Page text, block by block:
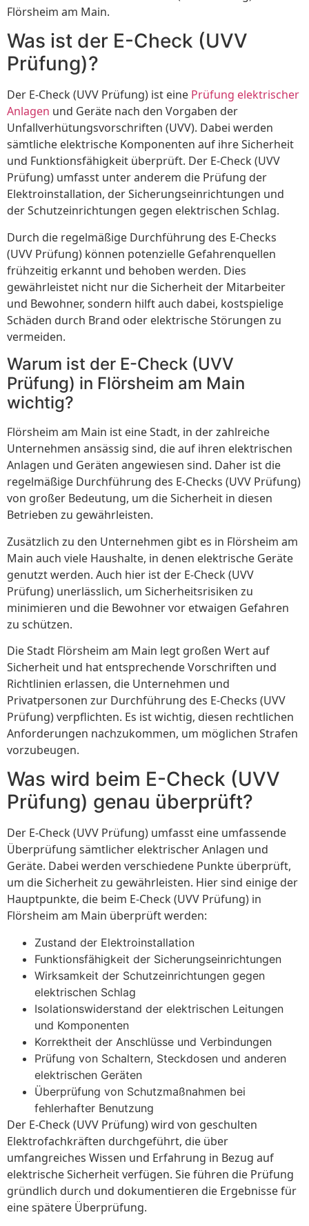
Flörsheim am Main.
Was ist der E-Check (UVV
Prüfung)?
Der E-Check (UVV Prüfung) ist eine Prüfung elektrischer
Anlagen und Geräte nach den Vorgaben der
Unfallverhütungsvorschriften (UVV). Dabei werden
sämtliche elektrische Komponenten auf ihre Sicherheit
und Funktionsfähigkeit überprüft. Der E-Check (UVV
Prüfung) umfasst unter anderem die Prüfung der
Elektroinstallation, der Sicherungseinrichtungen und
der Schutzeinrichtungen gegen elektrischen Schlag.
Durch die regelmäßige Durchführung des E-Checks
(UVV Prüfung) können potenzielle Gefahrenquellen
frühzeitig erkannt und behoben werden. Dies
gewährleistet nicht nur die Sicherheit der Mitarbeiter
und Bewohner, sondern hilft auch dabei, kostspielige
Schäden durch Brand oder elektrische Störungen zu
vermeiden.
Warum ist der E-Check (UVV
Prüfung) in Flörsheim am Main
wichtig?
Flörsheim am Main ist eine Stadt, in der zahlreiche
Unternehmen ansässig sind, die auf ihren elektrischen
Anlagen und Geräten angewiesen sind. Daher ist die
regelmäßige Durchführung des E-Checks (UVV Prüfung)
von großer Bedeutung, um die Sicherheit in diesen
Betrieben zu gewährleisten.
Zusätzlich zu den Unternehmen gibt es in Flörsheim am
Main auch viele Haushalte, in denen elektrische Geräte
genutzt werden. Auch hier ist der E-Check (UVV
Prüfung) unerlässlich, um Sicherheitsrisiken zu
minimieren und die Bewohner vor etwaigen Gefahren
zu schützen.
Die Stadt Flörsheim am Main legt großen Wert auf
Sicherheit und hat entsprechende Vorschriften und
Richtlinien erlassen, die Unternehmen und
Privatpersonen zur Durchführung des E-Checks (UVV
Prüfung) verpflichten. Es ist wichtig, diesen rechtlichen
Anforderungen nachzukommen, um möglichen Strafen
vorzubeugen.
Was wird beim E-Check (UVV
Prüfung) genau überprüft?
Der E-Check (UVV Prüfung) umfasst eine umfassende
Überprüfung sämtlicher elektrischer Anlagen und
Geräte. Dabei werden verschiedene Punkte überprüft,
um die Sicherheit zu gewährleisten. Hier sind einige der
Hauptpunkte, die beim E-Check (UVV Prüfung) in
Flörsheim am Main überprüft werden:
Zustand der Elektroinstallation
Funktionsfähigkeit der Sicherungseinrichtungen
Wirksamkeit der Schutzeinrichtungen gegen
elektrischen Schlag
Isolationswiderstand der elektrischen Leitungen
und Komponenten
Korrektheit der Anschlüsse und Verbindungen
Prüfung von Schaltern, Steckdosen und anderen
elektrischen Geräten
Überprüfung von Schutzmaßnahmen bei
fehlerhafter Benutzung
Der E-Check (UVV Prüfung) wird von geschulten
Elektrofachkräften durchgeführt, die über
umfangreiches Wissen und Erfahrung in Bezug auf
elektrische Sicherheit verfügen. Sie führen die Prüfung
gründlich durch und dokumentieren die Ergebnisse für
eine spätere Überprüfung.